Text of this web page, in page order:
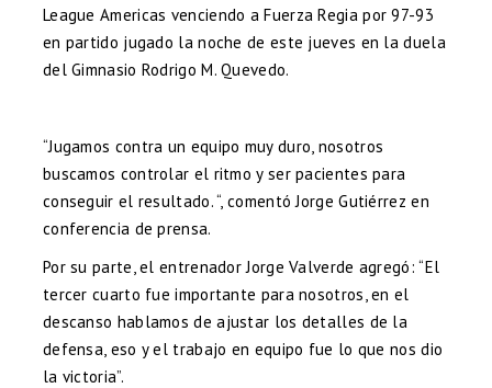
League Americas venciendo a Fuerza Regia por 97-93
en partido jugado la noche de este jueves en la duela
del Gimnasio Rodrigo M. Quevedo.
“Jugamos contra un equipo muy duro, nosotros
buscamos controlar el ritmo y ser pacientes para
conseguir el resultado. “, comentó Jorge Gutiérrez en
conferencia de prensa.
Por su parte, el entrenador Jorge Valverde agregó: “El
tercer cuarto fue importante para nosotros, en el
descanso hablamos de ajustar los detalles de la
defensa, eso y el trabajo en equipo fue lo que nos dio
la victoria”.